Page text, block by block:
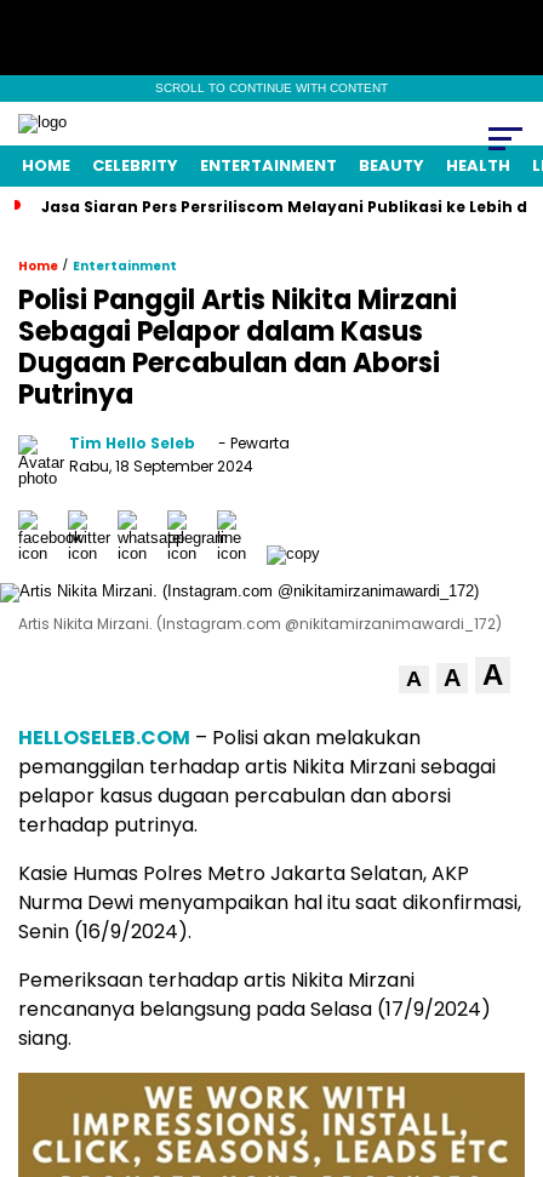
SCROLL TO CONTINUE WITH CONTENT
HOME CELEBRITY ENTERTAINMENT BEAUTY HEALTH
Jasa Siaran Pers Persriliscom Melayani Publikasi ke Lebih
Home / Entertainment
Polisi Panggil Artis Nikita Mirzani
Sebagai Pelapor dalam Kasus
Dugaan Percabulan dan Aborsi
Putrinya
Tim Hello Seleb
- Pewarta
Rabu, 18 September 2024
Artis Nikita Mirzani. (Instagram.com @nikitamirzanimawardi_172)
A A A
HELLOSELEB.COM – Polisi akan melakukan
pemanggilan terhadap artis Nikita Mirzani sebagai
pelapor kasus dugaan percabulan dan aborsi
terhadap putrinya.
Kasie Humas Polres Metro Jakarta Selatan, AKP
Nurma Dewi menyampaikan hal itu saat dikonfirmasi,
Senin (16/9/2024).
Pemeriksaan terhadap artis Nikita Mirzani
rencananya belangsung pada Selasa (17/9/2024)
siang.